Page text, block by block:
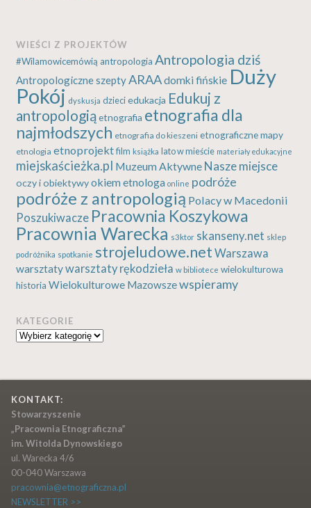
WIEŚCI Z PROJEKTÓW
#Wilamowicemówią antropologia Antropologia dziś
Antropologiczne szeptyARAAdomki fińskie Duży
Pokój dyskusja dzieci edukacja Edukuj z
antropologiąetnografia etnografia dla
najmłodszych etnografia do kieszeni etnograficzne mapy
etnologia etnoprojekt film książka lato w mieście materiały edukacyjne
miejskaścieżka.pl Muzeum Aktywne Nasze miejsce
oczy i obiektywyokiem etnologa online podróże
podróże z antropologią Polacy w Macedonii
Poszukiwacze Pracownia Koszykowa
Pracownia Warecka s3ktor skanseny.net sklep
podróżnika spotkanie strojeludowe.net Warszawa
warsztatywarsztaty rękodzieła w bibliotece wielokulturowa
historia Wielokulturowe Mazowszewspieramy
KATEGORIE
Kategorie
KONTAKT:
Stowarzyszenie
„Pracownia Etnograficzna”
im. Witolda Dynowskiego
ul. Warecka 4/6
00-040 Warszawa
pracownia@etnograficzna.pl
NEWSLETTER >>